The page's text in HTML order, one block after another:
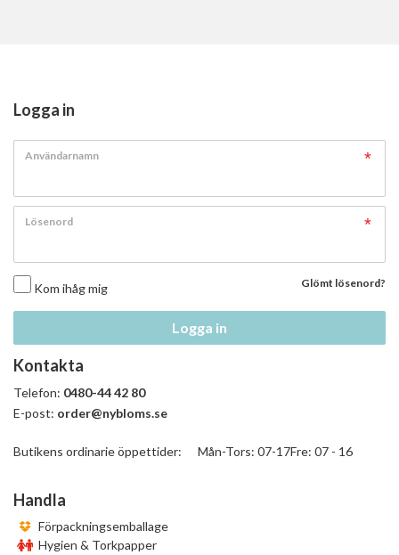
Logga in
Användarnamn
Lösenord
Kom ihåg mig Glömt lösenord?
Logga in
Kontakta
Telefon: 0480-44 42 80
E-post: order@nybloms.se
Butikens ordinarie öppettider: Mån-Tors: 07-17Fre: 07 - 16
Handla
Förpackningsemballage
Hygien & Torkpapper